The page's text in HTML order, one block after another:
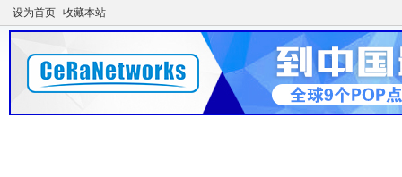
设为首页 收藏本站